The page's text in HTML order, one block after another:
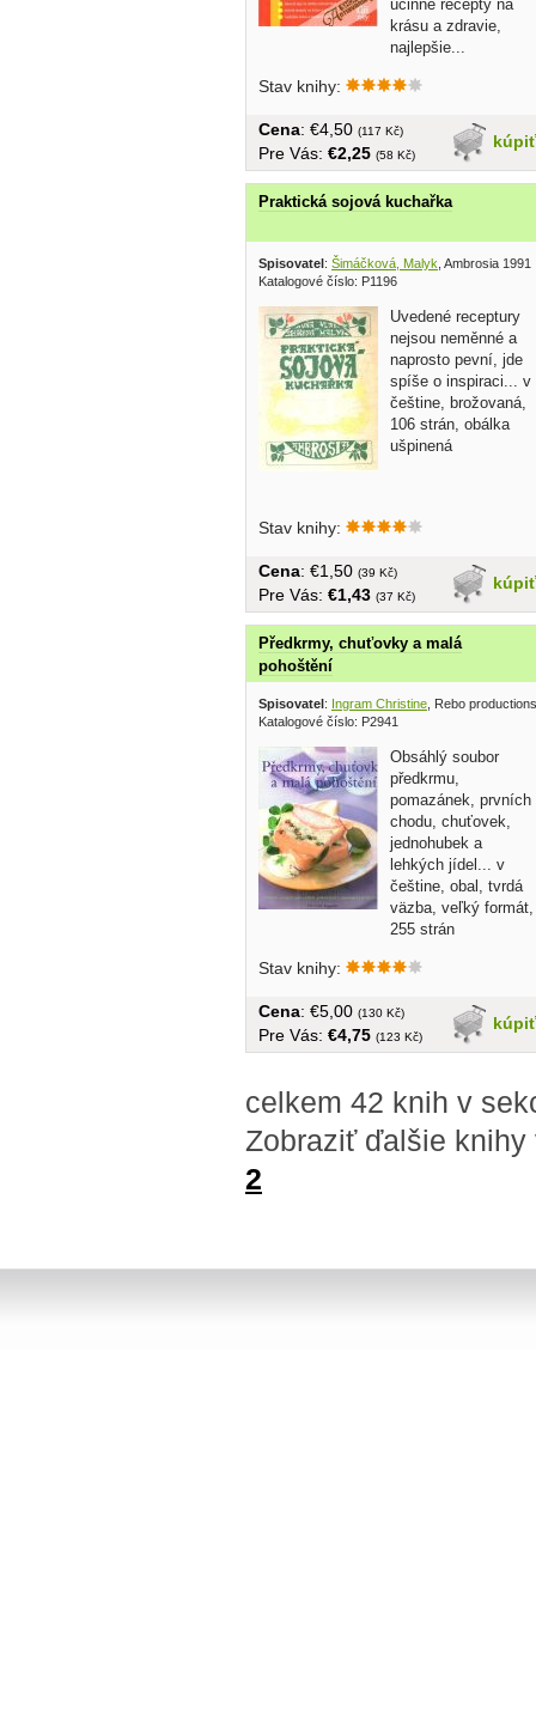
účinné recepty na
krásu a zdravie,
najlepšie...
Stav knihy:
kúpiť
Cena: €4,50 (117 Kč)
Pre Vás: €2,25 (58 Kč)
Praktická sojová kuchařka
Spisovatel: Šimáčková, Malyk , Ambrosia 1991
Katalogové číslo: P1196
Uvedené receptury
nejsou neměnné a
naprosto pevní, jde
spíše o inspiraci... v
češtine, brožovaná,
106 strán, obálka
ušpinená
Stav knihy:
kúpiť
Cena: €1,50 (39 Kč)
Pre Vás: €1,43 (37 Kč)
Předkrmy, chuťovky a malá
pohoštění
Spisovatel : Ingram Christine , Rebo
Katalogové číslo: P2941
Obsáhlý soubor
předkrmu,
pomazánek, prvních
chodu, chuťovek,
jednohubek a
lehkých jídel... v
češtine, obal, tvrdá
väzba, veľký formát,
255 strán
Stav knihy:
kúpiť
Cena: €5,00 (130 Kč)
Pre Vás: €4,75 (123 Kč)
celkem 42 knih v
Zobraziť ďalšie
2